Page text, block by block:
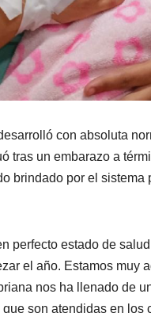
con absoluta
tras un embarazo a
brindado por el
perfecto estado de
el año. Estamos muy
nos ha llenado de
son atendidas en los